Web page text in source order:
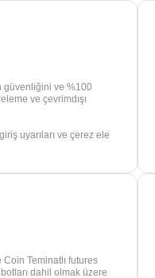
güvenliğini ve %100
ve çevrimdışı
uyarıları ve çerez ele
Teminatlı futures
dahil olmak üzere